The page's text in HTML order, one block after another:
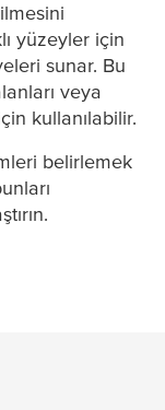
yüzeyler için
sunar. Bu
veya
kullanılabilir.
belirlemek